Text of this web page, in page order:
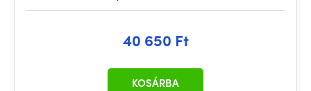
40 650 Ft
KOSÁRBA